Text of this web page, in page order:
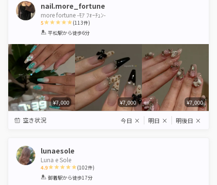
nail.more_fortune
more fortune -ﾓｱ ﾌｫｰﾁｭﾝ-
5
1 2 3 4 5
(113件)
平松駅から徒歩6分
¥7,000 ¥7,000 ¥7,000
空き状況 今日 × 明日 × 明後日 ×
lunaesole
Luna e Sole
4.9
1 2 3 4 5
(102件)
御着駅から徒歩17分